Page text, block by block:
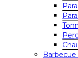
Barbecue